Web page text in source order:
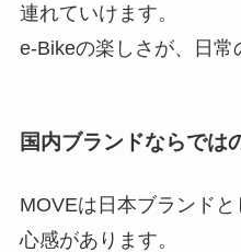
連れていけます。
e-Bikeの楽しさが、日常
国内ブランドならでは
MOVEは日本ブランド
心感があります。